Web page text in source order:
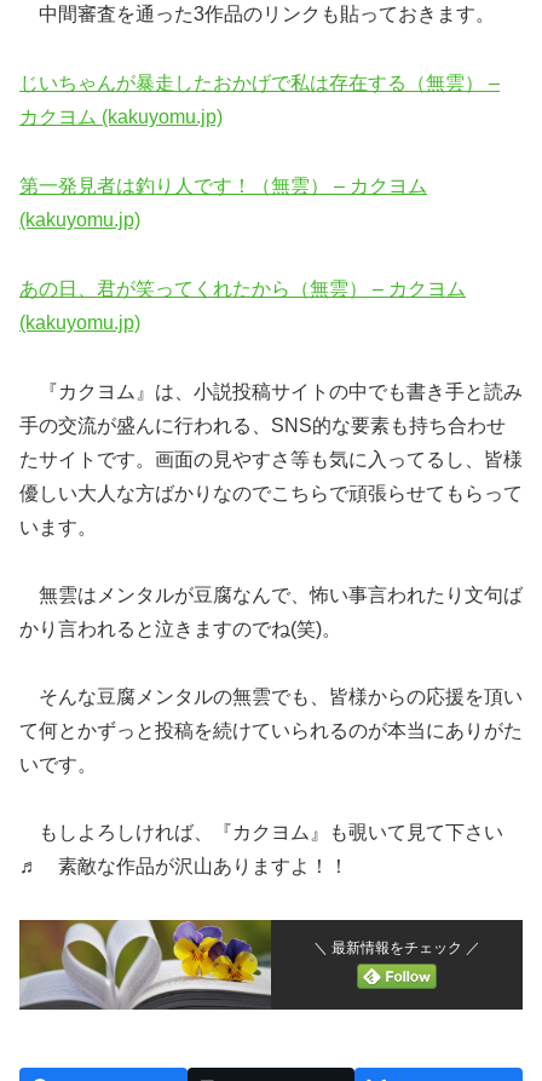
中間審査を通った3作品のリンクも貼っておきます。
じいちゃんが暴走したおかげで私は存在する（無雲） –
カクヨム (kakuyomu.jp)
第一発見者は釣り人です！（無雲） – カクヨム
(kakuyomu.jp)
あの日、君が笑ってくれたから（無雲） – カクヨム
(kakuyomu.jp)
『カクヨム』は、小説投稿サイトの中でも書き手と読み
手の交流が盛んに行われる、SNS的な要素も持ち合わせ
たサイトです。画面の見やすさ等も気に入ってるし、皆様
優しい大人な方ばかりなのでこちらで頑張らせてもらって
います。
無雲はメンタルが豆腐なんで、怖い事言われたり文句ば
かり言われると泣きますのでね(笑)。
そんな豆腐メンタルの無雲でも、皆様からの応援を頂い
て何とかずっと投稿を続けていられるのが本当にありがた
いです。
もしよろしければ、『カクヨム』も覗いて見て下さい
♬ 素敵な作品が沢山ありますよ！！
＼ 最新情報をチェック ／